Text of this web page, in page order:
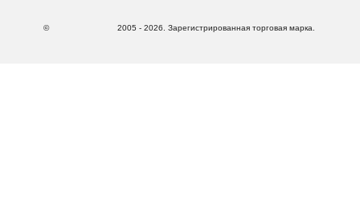
© 2005 - 2026. Зарегистрированная торговая марка.